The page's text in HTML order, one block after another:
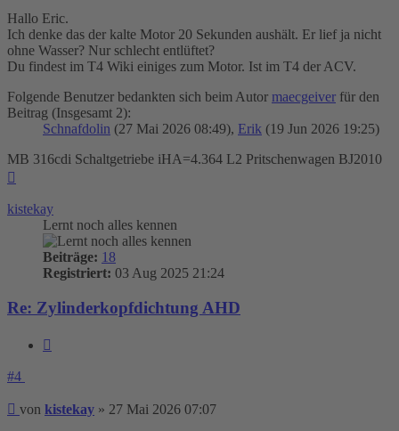
Hallo Eric.
Ich denke das der kalte Motor 20 Sekunden aushält. Er lief ja nicht
ohne Wasser? Nur schlecht entlüftet?
Du findest im T4 Wiki einiges zum Motor. Ist im T4 der ACV.
Folgende Benutzer bedankten sich beim Autor maecgeiver für den
Beitrag (Insgesamt 2):
Schnafdolin (27 Mai 2026 08:49), Erik (19 Jun 2026 19:25)
MB 316cdi Schaltgetriebe iHA=4.364 L2 Pritschenwagen BJ2010
kistekay
Lernt noch alles kennen
Beiträge: 18
Registriert: 03 Aug 2025 21:24
Re: Zylinderkopfdichtung AHD
#4
Beitrag
von kistekay » 27 Mai 2026 07:07